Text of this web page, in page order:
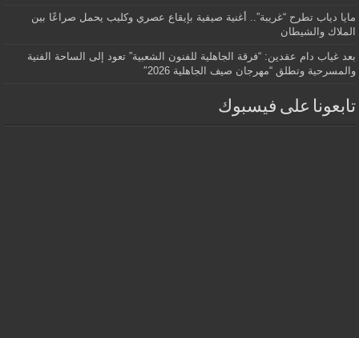
مايا دياب تطرح “غريبة”.. أغنية صيفية بإيقاع عصري وكليب يحمل صراعًا بين
الملاك والشيطان
بعد غياب دام عقدين: “فرقة الجاهلية للفنون الشعبية” تعود إلى الساحة الفنية
والمسرحية وتطلق “مهرجان صيف الجاهلية 2026″
تابعونا على فيسبوك